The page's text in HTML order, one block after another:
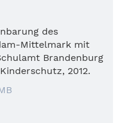
des
Mittelmark mit
Brandenburg
2012.